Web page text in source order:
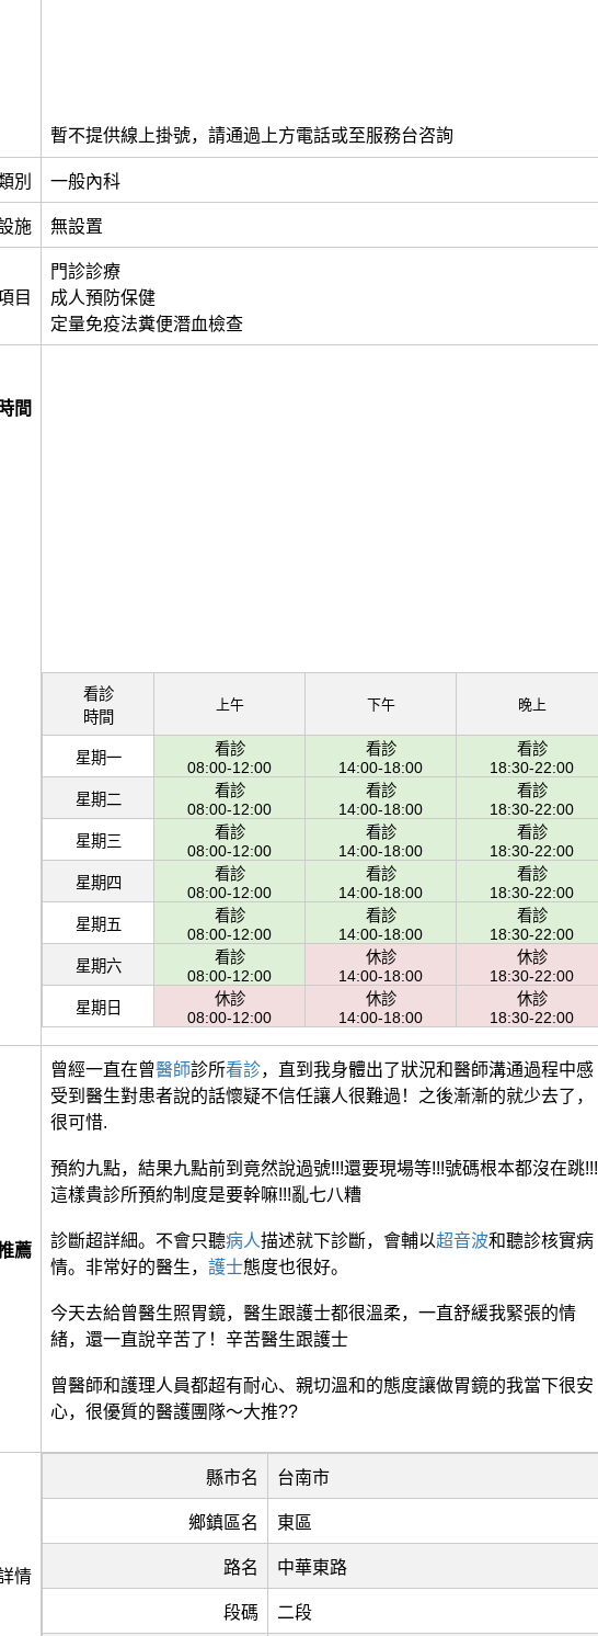
暫不提供線上掛號，請通過上方電話或至服務台咨詢
別 一般內科
施 無設置
目
門診診療
成人預防保健
定量免疫法糞便潛血檢查
間
看診
時間
上午 下午 晚上
星期一
看診
08:00-12:00
看診
14:00-18:00
看診
18:30-22:00
星期二
看診
08:00-12:00
看診
14:00-18:00
看診
18:30-22:00
星期三
看診
08:00-12:00
看診
14:00-18:00
看診
18:30-22:00
星期四
看診
08:00-12:00
看診
14:00-18:00
看診
18:30-22:00
星期五
看診
08:00-12:00
看診
14:00-18:00
看診
18:30-22:00
星期六
看診
08:00-12:00
休診
14:00-18:00
休診
18:30-22:00
星期日
休診
08:00-12:00
休診
14:00-18:00
休診
18:30-22:00
薦
曾經一直在曾醫師診所看診，直到我身體出了狀況和醫師溝通過程中感
受到醫生對患者說的話懷疑不信任讓人很難過！之後漸漸的就少去了，
很可惜.
預約九點，結果九點前到竟然說過號!!!還要現場等!!!號碼根本都沒在跳!!!
這樣貴診所預約制度是要幹嘛!!!亂七八糟
診斷超詳細。不會只聽病人描述就下診斷，會輔以超音波和聽診核實病
情。非常好的醫生， 護士態度也很好。
今天去給曾醫生照胃鏡，醫生跟護士都很溫柔，一直舒緩我緊張的情
緒，還一直說辛苦了！辛苦醫生跟護士
曾醫師和護理人員都超有耐心、親切溫和的態度讓做胃鏡的我當下很安
心，很優質的醫護團隊～大推??
情
縣市名 台南市
鄉鎮區名 東區
路名 中華東路
段碼 二段